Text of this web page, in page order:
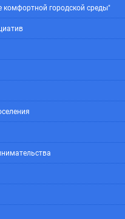
городской среды"